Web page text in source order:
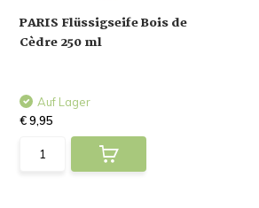
PARIS Flüssigseife Bois de
Cèdre 250 ml
Auf Lager
€ 9,95